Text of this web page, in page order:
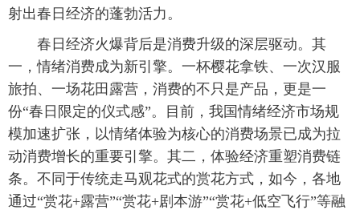
太原日报 太原晚报
射出春日经济的蓬勃活力。
春日经济火爆背后是消费升级的深层驱动。其
一，情绪消费成为新引擎。一杯樱花拿铁、一次汉服
旅拍、一场花田露营，消费的不只是产品，更是一
份“春日限定的仪式感”。目前，我国情绪经济市场规
模加速扩张，以情绪体验为核心的消费场景已成为拉
动消费增长的重要引擎。其二，体验经济重塑消费链
条。不同于传统走马观花式的赏花方式，如今，各地
通过“赏花+露营”“赏花+剧本游”“赏花+低空飞行”等融